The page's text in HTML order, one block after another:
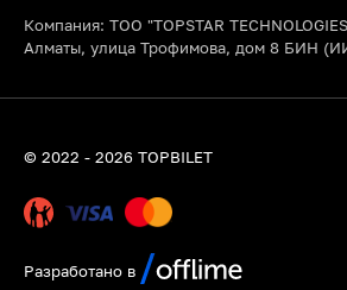
Компания: ТОО "TOPSTAR
Алматы, улица Трофимова, дом 8 БИН
© 2022 - 2026 TOPBILET
Разработано в